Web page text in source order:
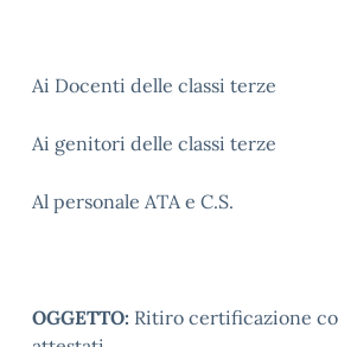
Ai Docenti delle classi terze
Ai genitori delle classi terze
Al personale ATA e C.S.
OGGETTO: Ritiro certificazione